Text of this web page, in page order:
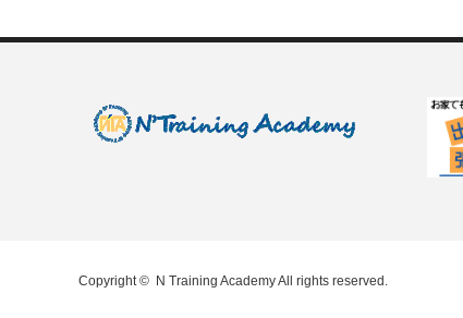
Copyright © N Training AcademyAll rights reserved.